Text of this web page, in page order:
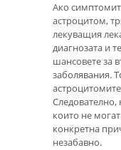
Ако
астроцитом,
лекуващия
диагнозата и
шансовете за
заболявания.
които не
конкретна
незабавно.